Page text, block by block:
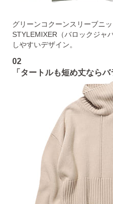
グリーンコクーンスリーブニ
STYLEMIXER（バロックジ
しやすいデザイン。
02
「タートルも短め丈ならバ